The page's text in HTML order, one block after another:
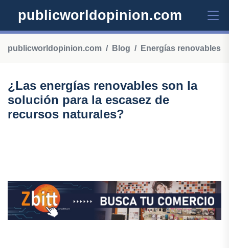
publicworldopinion.com
publicworldopinion.com Blog Energías renovables
¿Las energías renovables son la
solución para la escasez de
recursos naturales?